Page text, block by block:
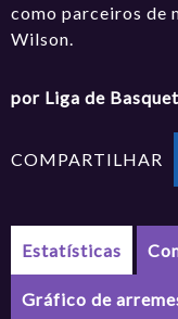
como parceiros de
Wilson.
por Liga de
COMPARTILHAR
Estatísticas
Gráfico de